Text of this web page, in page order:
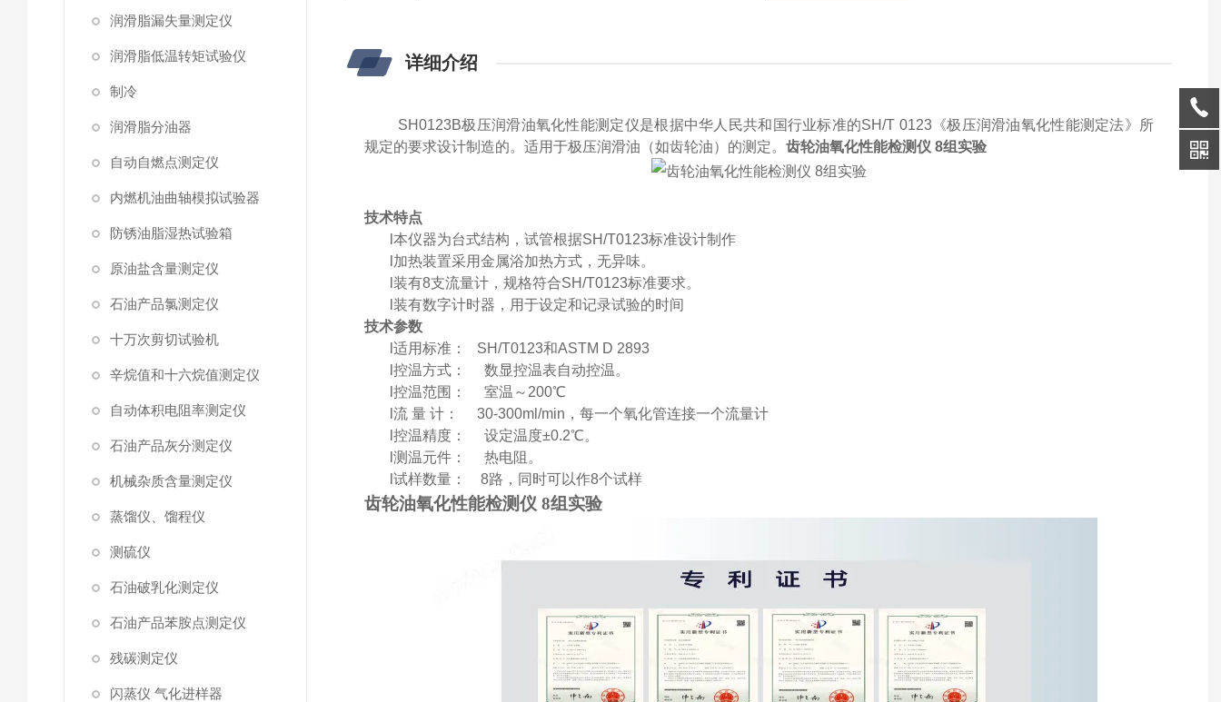
润滑脂漏失量测定仪
润滑脂低温转矩试验仪
制冷
润滑脂分油器
自动自燃点测定仪
内燃机油曲轴模拟试验器
防锈油脂湿热试验箱
原油盐含量测定仪
石油产品氯测定仪
十万次剪切试验机
辛烷值和十六烷值测定仪
自动体积电阻率测定仪
石油产品灰分测定仪
机械杂质含量测定仪
蒸馏仪、馏程仪
测硫仪
石油破乳化测定仪
石油产品苯胺点测定仪
残碳测定仪
闪蒸仪 气化进样器
详细介绍
SH0123B极压润滑油氧化性能测定仪是根据中华人民共和国行业标准的SH/T 0123《极压润滑油氧化性能测定法》所
规定的要求设计制造的。适用于极压润滑油（如齿轮油）的测定。齿轮油氧化性能检测仪 8组实验
技术特点
l本仪器为台式结构，试管根据SH/T0123标准设计制作
加热装置采用金属浴加热方式， 无异味。
装有8支流量计，规格符合SH/T0123标准要求。
装有数字计时器，用于设定和记录试验的时间
技术参数
l适用标准： SH/T0123和ASTM D 2893
l控温方式：
数显控温表自动控温。
l控温范围： 室温～ 200℃
l流 量 计： 30-300ml/min ，每一个氧化管连接一个流量计
l控温精度：
设定温度±0.2℃。
l测温元件：
热电阻。
l试样数量： 8路，同时可以作8个试样
齿轮油氧化性能检测仪 8组实验